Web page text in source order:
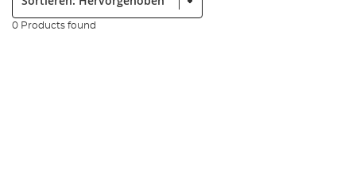
0 Products found